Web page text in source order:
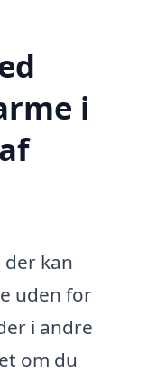
i
kan
uden for
i andre
om du